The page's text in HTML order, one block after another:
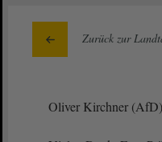
Zurück zur
Oliver Kirchner